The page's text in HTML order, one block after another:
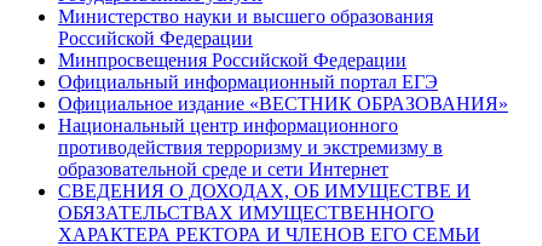
Министерство науки и высшего образования
Российской Федерации
Минпросвещения Российской Федерации
Официальный информационный портал ЕГЭ
Официальное издание «ВЕСТНИК ОБРАЗОВАНИЯ»
Национальный центр информационного
противодействия терроризму и экстремизму в
образовательной среде и сети Интернет
СВЕДЕНИЯ О ДОХОДАХ, ОБ ИМУЩЕСТВЕ И
ОБЯЗАТЕЛЬСТВАХ ИМУЩЕСТВЕННОГО
ХАРАКТЕРА РЕКТОРА И ЧЛЕНОВ ЕГО СЕМЬИ